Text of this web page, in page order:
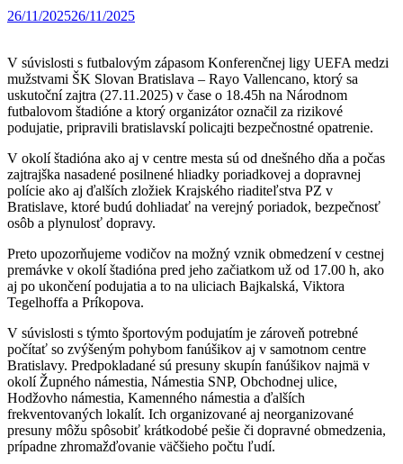
26/11/202526/11/2025
V súvislosti s futbalovým zápasom Konferenčnej ligy UEFA medzi
mužstvami ŠK Slovan Bratislava – Rayo Vallencano, ktorý sa
uskutoční zajtra (27.11.2025) v čase o 18.45h na Národnom
futbalovom štadióne a ktorý organizátor označil za rizikové
podujatie, pripravili bratislavskí policajti bezpečnostné opatrenie.
V okolí štadióna ako aj v centre mesta sú od dnešného dňa a počas
zajtrajška nasadené posilnené hliadky poriadkovej a dopravnej
polície ako aj ďalších zložiek Krajského riaditeľstva PZ v
Bratislave, ktoré budú dohliadať na verejný poriadok, bezpečnosť
osôb a plynulosť dopravy.
Preto upozorňujeme vodičov na možný vznik obmedzení v cestnej
premávke v okolí štadióna pred jeho začiatkom už od 17.00 h, ako
aj po ukončení podujatia a to na uliciach Bajkalská, Viktora
Tegelhoffa a Príkopova.
V súvislosti s týmto športovým podujatím je zároveň potrebné
počítať so zvýšeným pohybom fanúšikov aj v samotnom centre
Bratislavy. Predpokladané sú presuny skupín fanúšikov najmä v
okolí Župného námestia, Námestia SNP, Obchodnej ulice,
Hodžovho námestia, Kamenného námestia a ďalších
frekventovaných lokalít. Ich organizované aj neorganizované
presuny môžu spôsobiť krátkodobé pešie či dopravné obmedzenia,
prípadne zhromažďovanie väčšieho počtu ľudí.